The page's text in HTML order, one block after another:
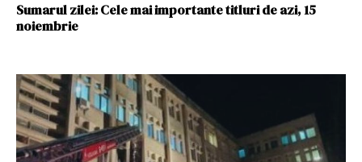
Sumarul zilei: Cele mai importante titluri de azi, 15
noiembrie